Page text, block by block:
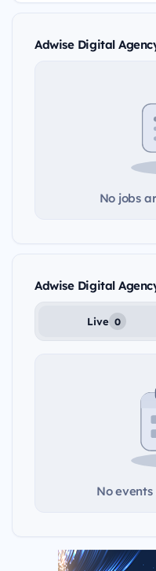
Adwise Digital
No jobs
Adwise Digital
Live 0
No